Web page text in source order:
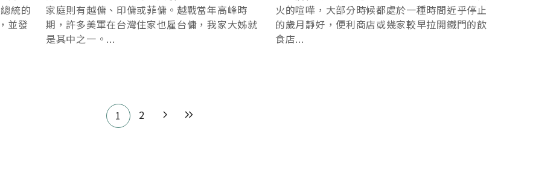
統的
並發
家庭則有越傭、印傭或菲傭。越戰當年高峰時
期，許多美軍在台灣住家也雇台傭，我家大姊就
是其中之一。...
火的喧嘩，大部分時候都處於一種時間近乎停止
的歲月靜好，便利商店或幾家較早拉開鐵門的飲
食店...
1 2